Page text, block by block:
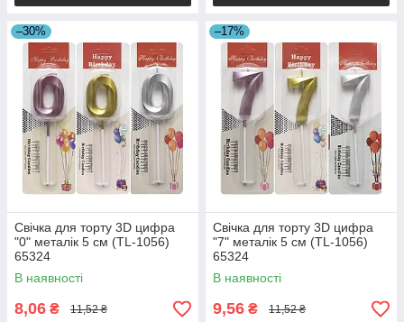
–30%
Свічка для торту 3D цифра
"0" металік 5 см (TL-1056)
65324
В наявності
8,06 ₴ 11,52 ₴
–17%
Свічка для торту 3D цифра
"7" металік 5 см (TL-1056)
65324
В наявності
9,56 ₴ 11,52 ₴